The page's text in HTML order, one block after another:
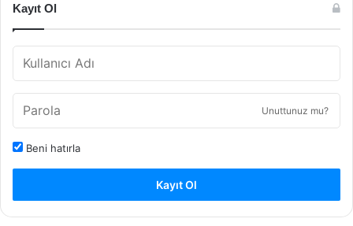
Kayıt Ol
Unuttunuz mu?
Beni hatırla
Kayıt Ol